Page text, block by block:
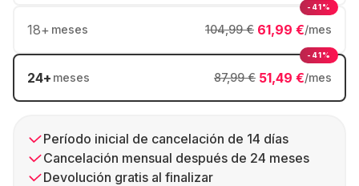
18+ meses 61,99 €/mes
104,99 €
-41%
24+ meses 51,49 €/mes
87,99 €
-41%
Período inicial de cancelación de 14 días
Cancelación mensual después de 24 meses
Devolución gratis al finalizar